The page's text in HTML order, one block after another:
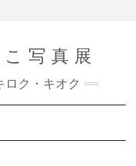
写真展
ロク・キオク